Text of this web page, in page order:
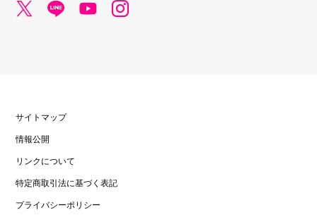
サイトマップ
情報公開
リンクについて
特定商取引法に基づく表記
プライバシーポリシー